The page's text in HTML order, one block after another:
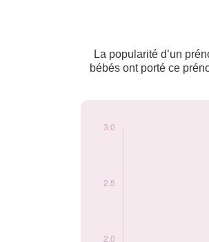
La popularité d’un
bébés ont porté ce
Popularité du
2008
3